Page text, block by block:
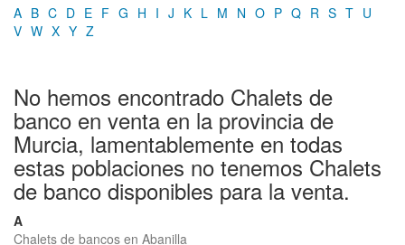
A B C D E F G H I J K L M N O P Q R S T U
V W X Y Z
No hemos encontrado Chalets de
banco en venta en la provincia de
Murcia, lamentablemente en todas
estas poblaciones no tenemos Chalets
de banco disponibles para la venta.
A
Chalets de bancos en Abanilla